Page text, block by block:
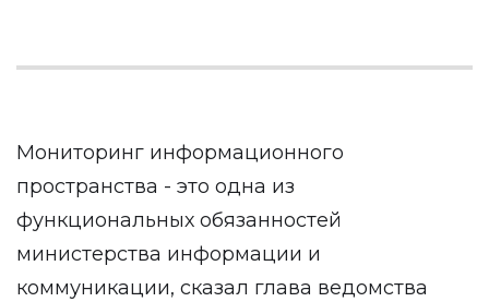
Мониторинг информационного
пространства - это одна из
функциональных обязанностей
министерства информации и
коммуникации, сказал глава ведомства